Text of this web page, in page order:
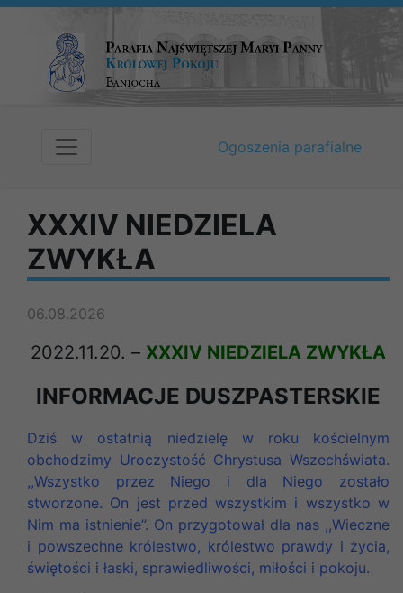
Ogoszenia parafialne
XXXIV NIEDZIELA
ZWYKŁA
06.08.2026
2022.11.20. – XXXIV NIEDZIELA ZWYKŁA
INFORMACJE DUSZPASTERSKIE
Dziś w ostatnią niedzielę w roku kościelnym
obchodzimy Uroczystość Chrystusa Wszechświata.
,,Wszystko przez Niego i dla Niego zostało
stworzone. On jest przed wszystkim i wszystko w
Nim ma istnienie”. On przygotował dla nas ,,Wieczne
i powszechne królestwo, królestwo prawdy i życia,
świętości i łaski, sprawiedliwości, miłości i pokoju.